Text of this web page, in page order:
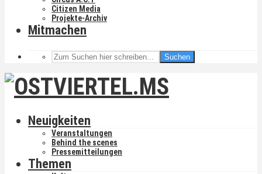
Citizen Media
Projekte-Archiv
Mitmachen
Suchen
Neuigkeiten
Veranstaltungen
Behind the scenes
Pressemitteilungen
Themen